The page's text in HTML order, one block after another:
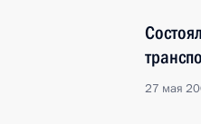
27 мая